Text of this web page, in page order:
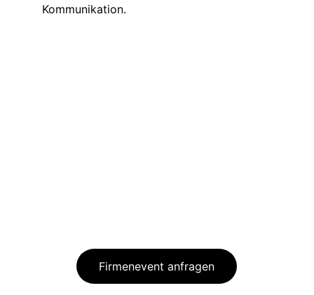
Kommunikation.
Firmenevent anfragen